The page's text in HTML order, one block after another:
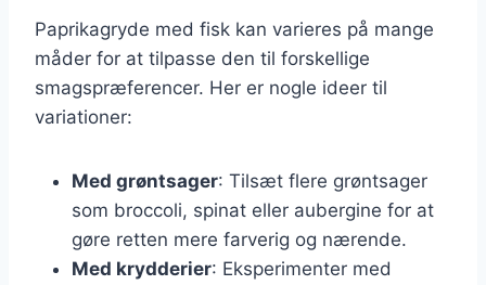
Paprikagryde med fisk kan varieres på mange
måder for at tilpasse den til forskellige
smagspræferencer. Her er nogle ideer til
variationer:
Med grøntsager: Tilsæt flere grøntsager
som broccoli, spinat eller aubergine for at
gøre retten mere farverig og nærende.
Med krydderier: Eksperimenter med